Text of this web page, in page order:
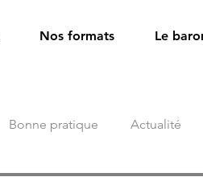
Nos formats Le
Bonne pratique Actualité